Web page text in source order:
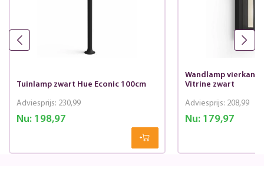
Tuinlamp zwart Hue Econic 100cm
Nu:198,97
Adviesprijs: 230,99
Wandlamp vierkant
Vitrine zwart
Nu:179,97
Adviesprijs: 208,99